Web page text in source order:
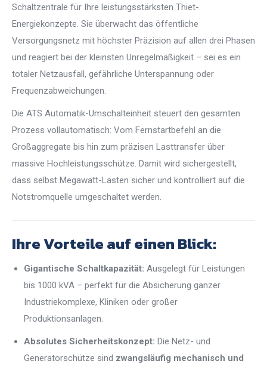
Schaltzentrale für Ihre leistungsstärksten Thiet-
Energiekonzepte. Sie überwacht das öffentliche
Versorgungsnetz mit höchster Präzision auf allen drei Phasen
und reagiert bei der kleinsten Unregelmäßigkeit – sei es ein
totaler Netzausfall, gefährliche Unterspannung oder
Frequenzabweichungen.
Die ATS Automatik-Umschalteinheit steuert den gesamten
Prozess vollautomatisch: Vom Fernstartbefehl an die
Großaggregate bis hin zum präzisen Lasttransfer über
massive Hochleistungsschütze. Damit wird sichergestellt,
dass selbst Megawatt-Lasten sicher und kontrolliert auf die
Notstromquelle umgeschaltet werden.
Ihre Vorteile auf einen Blick:
Gigantische Schaltkapazität: Ausgelegt für Leistungen
bis 1000 kVA – perfekt für die Absicherung ganzer
Industriekomplexe, Kliniken oder großer
Produktionsanlagen.
Absolutes Sicherheitskonzept: Die Netz- und
Generatorschütze sind zwangsläufig mechanisch und